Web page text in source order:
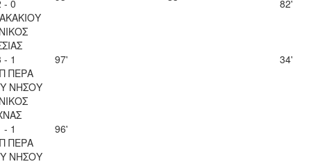
- 0
82'
- 1
ΠΕΡΑ
ΝΗΣΟΥ
97' 34'
- 1
ΠΕΡΑ
ΝΗΣΟΥ
96'